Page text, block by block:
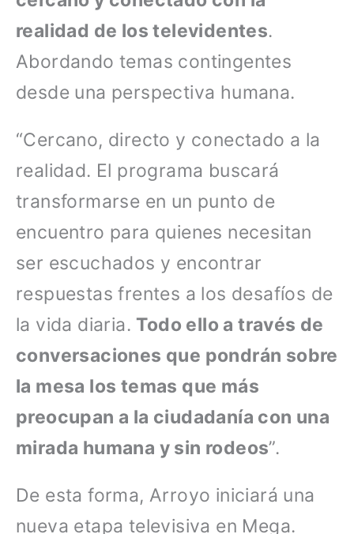
realidad de los televidentes.
Abordando temas contingentes
desde una perspectiva humana.
“Cercano, directo y conectado a la
realidad. El programa buscará
transformarse en un punto de
encuentro para quienes necesitan
ser escuchados y encontrar
respuestas frentes a los desafíos de
la vida diaria. Todo ello a través de
conversaciones que pondrán sobre
la mesa los temas que más
preocupan a la ciudadanía con una
mirada humana y sin rodeos”.
De esta forma, Arroyo iniciará una
nueva etapa televisiva en Mega.